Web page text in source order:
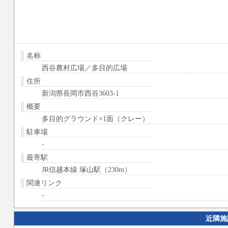
名称
西谷農村広場／多目的広場
住所
新潟県長岡市西谷3603-1
概要
多目的グラウンド×1面（クレー）
駐車場
-
最寄駅
JR信越本線 塚山駅（230m）
関連リンク
-
近隣